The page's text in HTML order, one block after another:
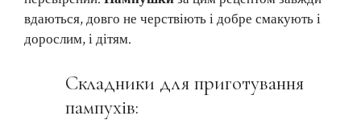
вдаються, довго не черствіють і добре смакують і
дорослим, і дітям.
Складники для приготування
пампухів: